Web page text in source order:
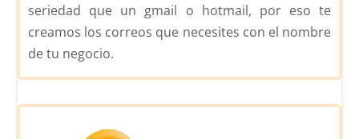
seriedad que un gmail o hotmail, por eso te
creamos los correos que necesites con el nombre
de tu negocio.